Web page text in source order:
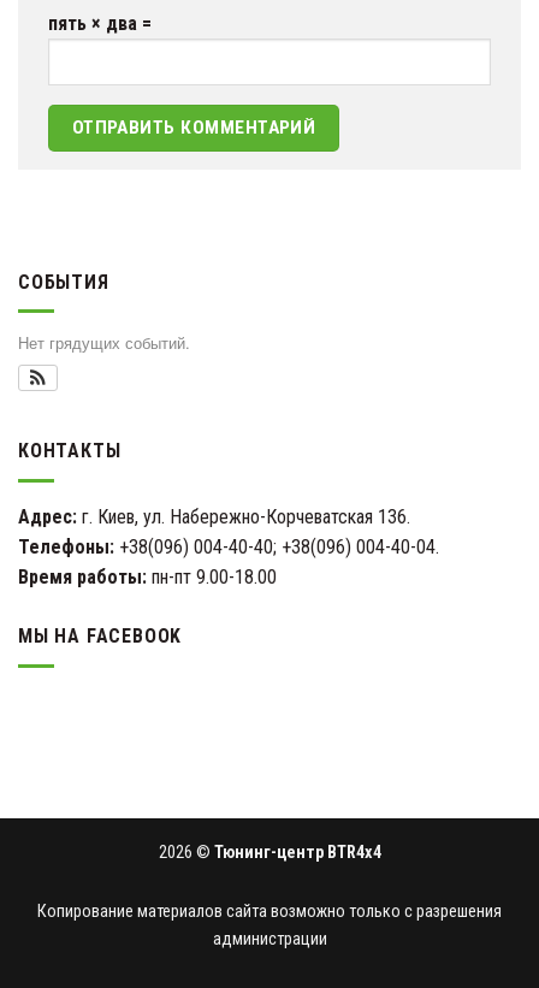
пять × два =
СОБЫТИЯ
Нет грядущих событий.
КОНТАКТЫ
Адрес: г. Киев, ул. Набережно-Корчеватская 136.
Телефоны: +38(096) 004-40-40; +38(096) 004-40-04.
Время работы: пн-пт 9.00-18.00
МЫ НА FACEBOOK
2026 © Тюнинг-центр BTR4x4
Копирование материалов сайта возможно только с разрешения
администрации